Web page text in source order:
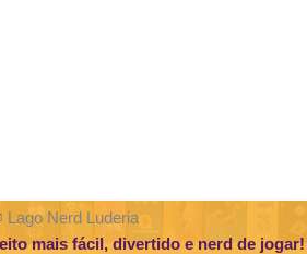
Lago Nerd Luderia
mais fácil, divertido e nerd de jogar!